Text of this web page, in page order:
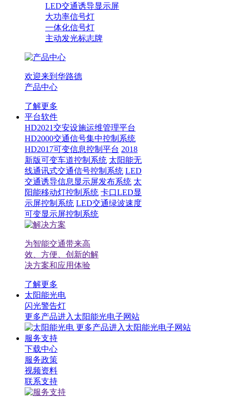
LED交通诱导显示屏
大功率信号灯
一体化信号灯
主动发光标志牌
欢迎来到华路德
产品中心
了解更多
平台软件
HD2021交安设施运维管理平台
HD2000交通信号集中控制系统
HD2017可变信息控制平台 2018
新版可变车道控制系统 太阳能无
线通讯式交通信号控制系统 LED
交通诱导信息显示屏发布系统 太
阳能移动灯控制系统 卡口LED显
示屏控制系统 LED交通绿波速度
可变显示屏控制系统
为智能交通带来高
效、方便、创新的解
决方案和应用体验
了解更多
太阳能光电
闪光警告灯
更多产品进入太阳能光电子网站
更多产品进入太阳能光电子网站
服务支持
下载中心
服务政策
视频资料
联系支持